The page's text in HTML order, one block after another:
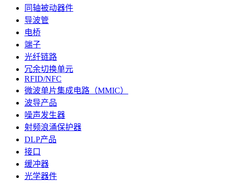
同轴被动器件
导波管
电桥
端子
光纤链路
冗余切换单元
RFID/NFC
微波单片集成电路（MMIC）
波导产品
噪声发生器
射频浪涌保护器
DLP产品
接口
缓冲器
光学器件